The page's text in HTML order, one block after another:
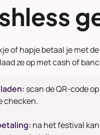
of hapje betaal je met
ze op met cash of
scan de QR-code
checken.
na het festival